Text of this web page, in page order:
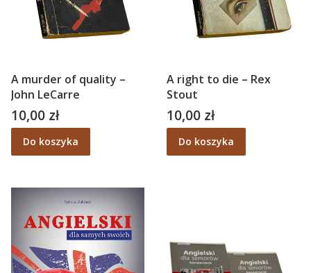
A murder of quality –
John LeCarre
Cena
10,00 zł
Do koszyka
A right to die – Rex
Stout
Cena
10,00 zł
Do koszyka